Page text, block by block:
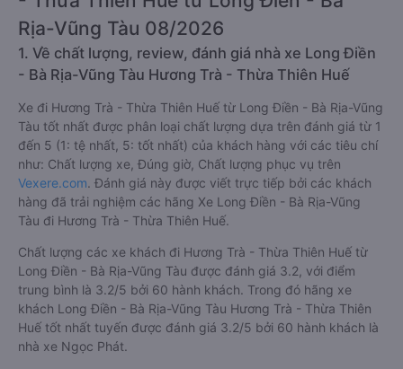
Rịa-Vũng Tàu 08/2026
1. Về chất lượng, review, đánh giá nhà xe Long Điền
- Bà Rịa-Vũng Tàu Hương Trà - Thừa Thiên Huế
Xe đi Hương Trà - Thừa Thiên Huế từ Long Điền - Bà Rịa-Vũng
Tàu tốt nhất được phân loại chất lượng dựa trên đánh giá từ 1
đến 5 (1: tệ nhất, 5: tốt nhất) của khách hàng với các tiêu chí
như: Chất lượng xe, Đúng giờ, Chất lượng phục vụ trên
Vexere.com. Đánh giá này được viết trực tiếp bởi các khách
hàng đã trải nghiệm các hãng Xe Long Điền - Bà Rịa-Vũng
Tàu đi Hương Trà - Thừa Thiên Huế.
Chất lượng các xe khách đi Hương Trà - Thừa Thiên Huế từ
Long Điền - Bà Rịa-Vũng Tàu được đánh giá 3.2, với điểm
trung bình là 3.2/5 bởi 60 hành khách. Trong đó hãng xe
khách Long Điền - Bà Rịa-Vũng Tàu Hương Trà - Thừa Thiên
Huế tốt nhất tuyến được đánh giá 3.2/5 bởi 60 hành khách là
nhà xe Ngọc Phát.